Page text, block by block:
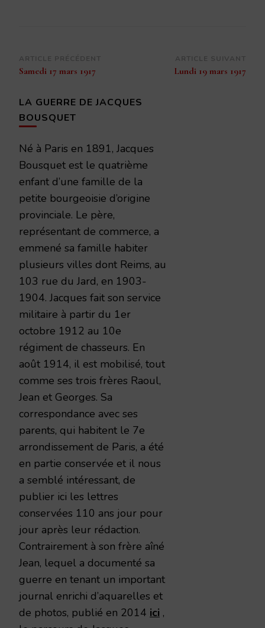
Navigation
d’article
Samedi 17 mars 1917 Lundi 19 mars 1917
LA GUERRE DE JACQUES
BOUSQUET
Né à Paris en 1891, Jacques
Bousquet est le quatrième
enfant d’une famille de la
petite bourgeoisie d’origine
provinciale. Le père,
représentant de commerce, a
emmené sa famille habiter
plusieurs villes dont Reims, au
103 rue du Jard, en 1903-
1904. Jacques fait son service
militaire à partir du 1er
octobre 1912 au 10e
régiment de chasseurs. En
août 1914, il est mobilisé, tout
comme ses trois frères Raoul,
Jean et Georges. Sa
correspondance avec ses
parents, qui habitent le 7e
arrondissement de Paris, a été
en partie conservée et il nous
a semblé intéressant, de
publier ici les lettres
conservées 110 ans jour pour
jour après leur rédaction.
Contrairement à son frère aîné
Jean, lequel a documenté sa
guerre en tenant un important
journal enrichi d’aquarelles et
de photos, publié en 2014 ici ,